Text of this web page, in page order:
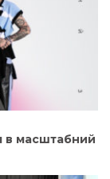
в масштабний